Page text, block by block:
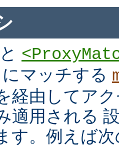
と
マッチする
経由してア
適用される
す。例えば